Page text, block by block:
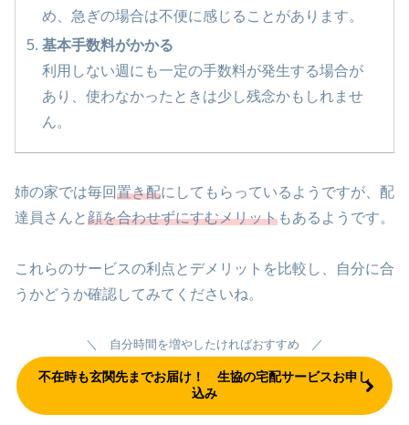
め、急ぎの場合は不便に感じることがあります。
基本手数料がかかる
利用しない週にも一定の手数料が発生する場合が
あり、使わなかったときは少し残念かもしれませ
ん。
姉の家では毎回置き配にしてもらっているようですが、配
達員さんと顔を合わせずにすむメリットもあるようです。
これらのサービスの利点とデメリットを比較し、自分に合
うかどうか確認してみてくださいね。
＼ 自分時間を増やしたければおすすめ ／
不在時も玄関先までお届け！ 生協の宅配サービスお申し
込み